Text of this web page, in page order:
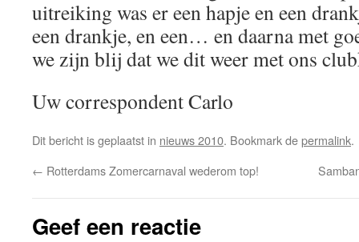
uitreiking was er een hapje en een
een drankje, en een… en daarna met
we zijn blij dat we dit weer met ons
Uw correspondent Carlo
Dit bericht is geplaatst in nieuws 2010. Bookmark depermalink.
← Rotterdams Zomercarnaval wederom top!
Geef een reactie